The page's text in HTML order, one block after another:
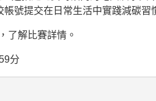
號提交在日常生活中實踐減碳
了解比賽詳情。
分